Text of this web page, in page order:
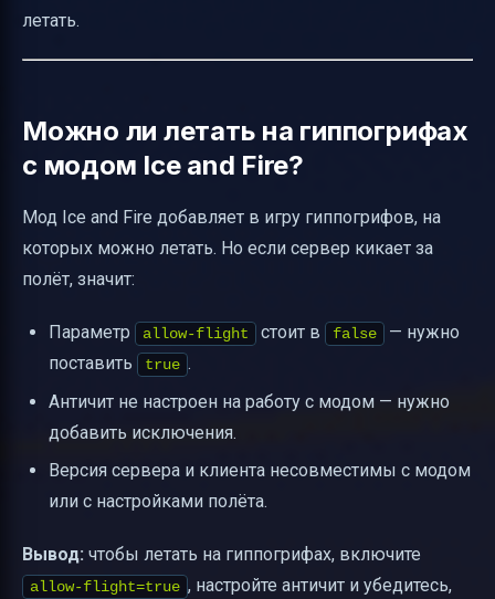
летать.
Можно ли летать на гиппогрифах
с модом Ice and Fire?
Мод Ice and Fire добавляет в игру гиппогрифов, на
которых можно летать. Но если сервер кикает за
полёт, значит:
Параметр allow-flight стоит в false
— нужно
поставить
true .
Античит не настроен на работу с модом — нужно
добавить исключения.
Версия сервера и клиента несовместимы с модом
или с настройками полёта.
Вывод: чтобы летать на гиппогрифах, включите
allow-flight=true , настройте античит и убедитесь,